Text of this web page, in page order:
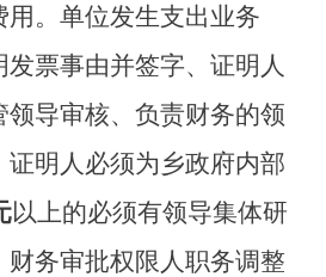
用。单位发生支出业务
发票事由并签字、证明人
领导审核、负责财务的领
证明人必须为乡政府内部
以上的必须有领导集体研
财务审批权限人职务调整